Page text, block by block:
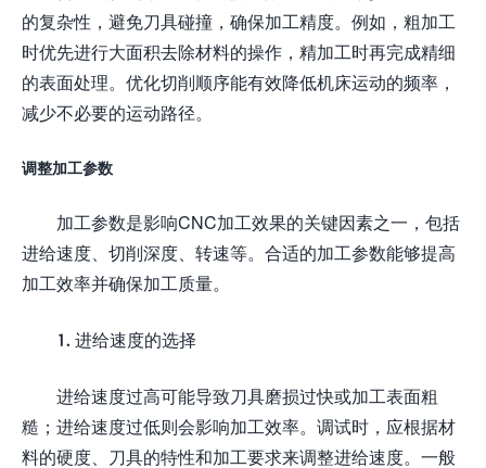
的复杂性，避免刀具碰撞，确保加工精度。例如，粗加工
时优先进行大面积去除材料的操作，精加工时再完成精细
的表面处理。优化切削顺序能有效降低机床运动的频率，
减少不必要的运动路径。
调整加工参数
加工参数是影响CNC加工效果的关键因素之一，包括
进给速度、切削深度、转速等。合适的加工参数能够提高
加工效率并确保加工质量。
1. 进给速度的选择
进给速度过高可能导致刀具磨损过快或加工表面粗
糙；进给速度过低则会影响加工效率。调试时，应根据材
料的硬度、刀具的特性和加工要求来调整进给速度。一般